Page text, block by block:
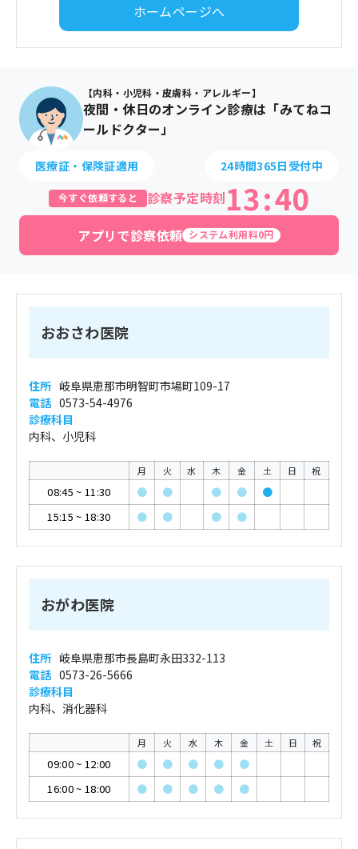
ホームページへ
【内科・小児科・皮膚科・アレルギー】
夜間・休日のオンライン診療は「みてねコ
ールドクター」
医療証・保険証適用 24時間365日受付中
今すぐ依頼すると 診察予定時刻13:40
アプリで診察依頼 システム利用料0円
おおさわ医院
住所 岐阜県恵那市明智町市場町109-17
電話 0573-54-4976
診療科目
内科、小児科
月 火 水 木 金 土 日 祝
08:45 ~ 11:30 ● ● ● ●
●
15:15 ~ 18:30 ● ● ● ●
おがわ医院
住所 岐阜県恵那市長島町永田332-113
電話 0573-26-5666
診療科目
内科、消化器科
月 火 水 木 金 土 日 祝
09:00~ 12:00 ● ● ● ●
●
16:00~ 18:00 ● ● ● ● ●